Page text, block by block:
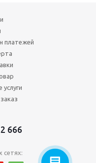
платежей
666
сетях: